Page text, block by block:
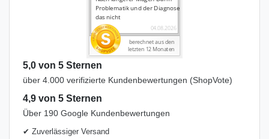
5,0 von 5 Sternen
über 4.000 verifizierte Kundenbewertungen (ShopVote)
4,9 von 5 Sternen
Über 190 Google Kundenbewertungen
✔ Zuverlässiger Versand